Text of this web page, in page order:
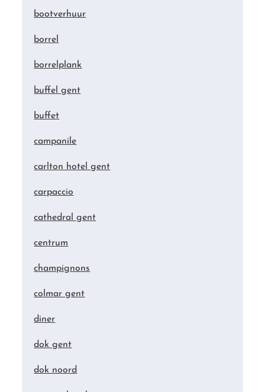
bootverhuur
borrel
borrelplank
buffel gent
buffet
campanile
carlton hotel gent
carpaccio
cathedral gent
centrum
champignons
colmar gent
diner
dok gent
dok noord